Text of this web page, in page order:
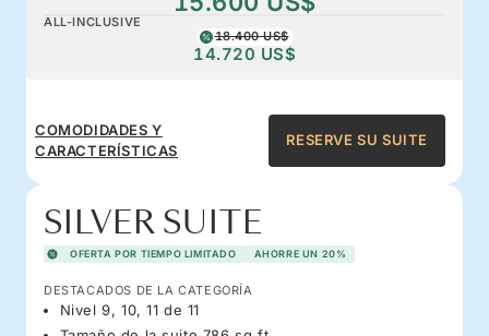
ALL-INCLUSIVE
18.400 US$
14.720 US$
COMODIDADES Y
CARACTERÍSTICAS
RESERVE SU SUITE
SILVER SUITE
OFERTA POR TIEMPO LIMITADO AHORRE UN 20%
DESTACADOS DE LA CATEGORÍA
Nivel 9, 10, 11 de 11